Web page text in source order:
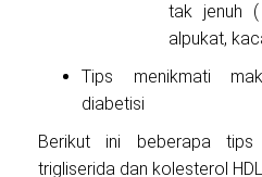
tak jenuh
alpukat,
Tips menikmati
diabetisi
Berikut ini beberapa
trigliserida dan kolesterol